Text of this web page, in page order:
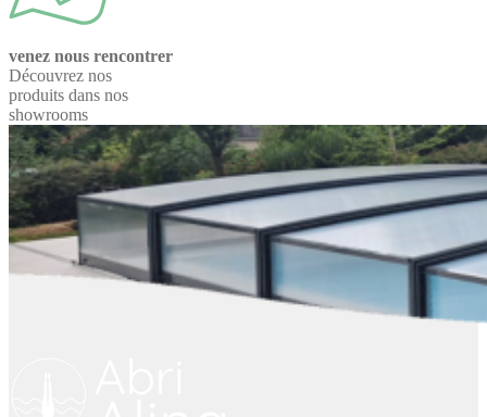
venez nous rencontrer
Découvrez nos
produits dans nos
showrooms